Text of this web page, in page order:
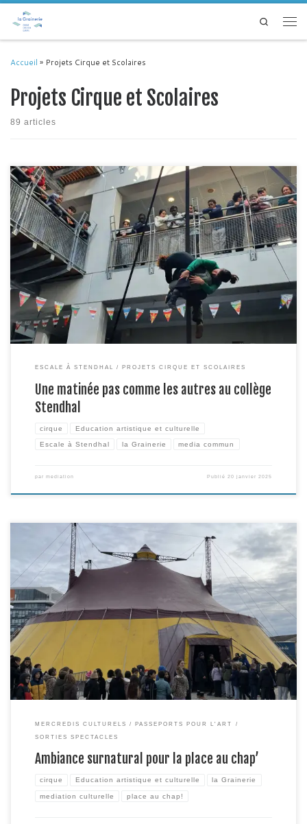
Passer au contenu
Search
Accueil » Projets Cirque et Scolaires
Projets Cirque et Scolaires
89 articles
Le lundi 14 janvier dernier, une ambiance inattendue s’est emparée du
collège Stendhal, dans le quartier de Bagatelle à Toulouse. Pour lancer la
8e édition du projet « Escale à Stendhal », les artistes Amanda et Andrea,
accompagnées d’une musicienne, ont investi les couloirs et les salles de
classe pour une matinée […]
ESCALE À STENDHAL PROJETS CIRQUE ET SCOLAIRES
Une matinée pas comme les autres au collège
Stendhal
cirque Education artistique et culturelle
Escale à Stendhal la Grainerie media commun
par mediation Publié20 janvier 2025
Le collectif du Surnatural Orchestra s’est installé à la Grainerie depuis le
lundi 25 novembre dernier. Il est en représentation jusqu’à la fin du mois
de décembre pour non pas un mais deux spectacles dans le cadre de la
place au chap’ qui accueille chaque année une compagnie sous chapiteau
[…]
MERCREDIS CULTURELS
PASSEPORTS POUR L'ART
SORTIES SPECTACLES
Ambiance surnatural pour la place au chap’
cirque Education artistique et culturelle la Grainerie
mediation culturelle place au chap!